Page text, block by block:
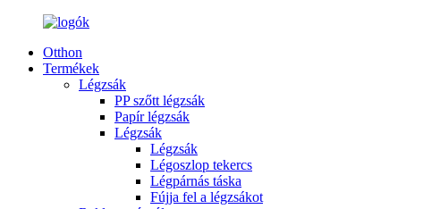
Otthon
Termékek
Légzsák
PP szőtt légzsák
Papír légzsák
Légzsák
Légzsák
Légoszlop tekercs
Légpárnás táska
Fújja fel a légzsákot